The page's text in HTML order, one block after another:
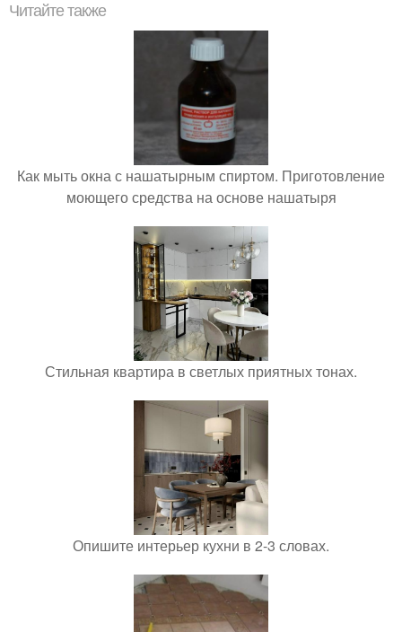
Читайте также
Как мыть окна с нашатырным спиртом. Приготовление
моющего средства на основе нашатыря
Стильная квартира в светлых приятных тонах.
Опишите интерьер кухни в 2-3 словах.